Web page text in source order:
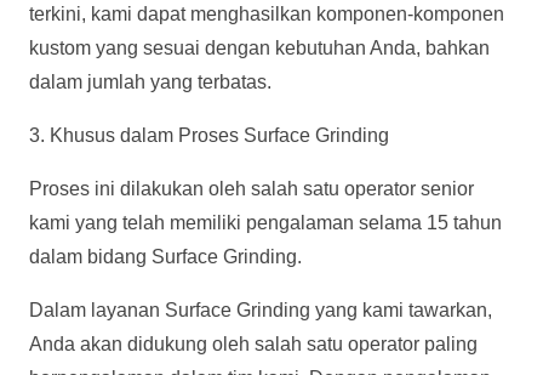
terkini, kami dapat menghasilkan komponen-komponen
kustom yang sesuai dengan kebutuhan Anda, bahkan
dalam jumlah yang terbatas.
3. Khusus dalam Proses Surface Grinding
Proses ini dilakukan oleh salah satu operator senior
kami yang telah memiliki pengalaman selama 15 tahun
dalam bidang Surface Grinding.
Dalam layanan Surface Grinding yang kami tawarkan,
Anda akan didukung oleh salah satu operator paling